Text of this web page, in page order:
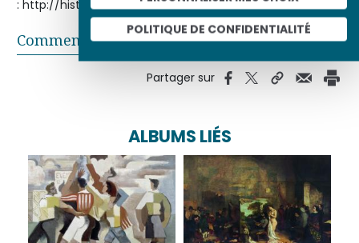
POLITIQUE DE CONFIDENTIALITÉ
: http://histoire-image.org/etudes/essor-lutte-francaise
Commentaires
Partager sur
ALBUMS LIÉS